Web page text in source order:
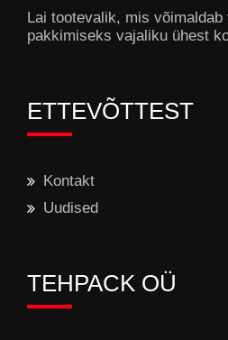
Lai tootevalik, mis võimaldab
pakkimiseks vajaliku ühest
ETTEVÕTTEST
Kontakt
Uudised
TEHPACK OÜ